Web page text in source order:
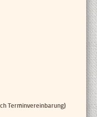
Terminvereinbarung)